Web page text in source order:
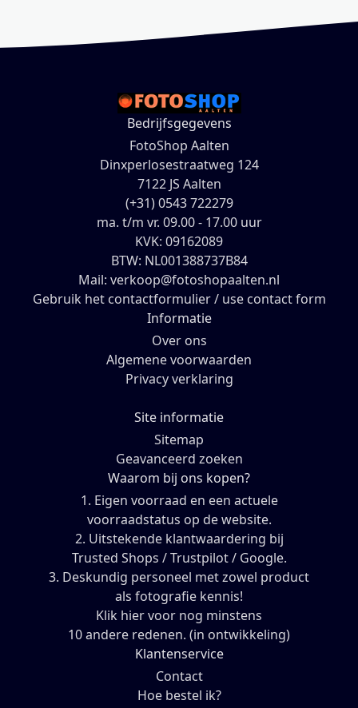
Bedrijfsgegevens
FotoShop Aalten
Dinxperlosestraatweg 124
7122 JS Aalten
(+31) 0543 722279
ma. t/m vr. 09.00 - 17.00 uur
KVK: 09162089
BTW: NL001388737B84
Mail: verkoop@fotoshopaalten.nl
Gebruik het contactformulier / use contact form
Informatie
Over ons
Algemene voorwaarden
Privacy verklaring
Site informatie
Sitemap
Geavanceerd zoeken
Waarom bij ons kopen?
1. Eigen voorraad en een actuele
voorraadstatus op de website.
2. Uitstekende klantwaardering bij
Trusted Shops / Trustpilot / Google.
3. Deskundig personeel met zowel product
als fotografie kennis!
Klik hier voor nog minstens
10 andere redenen. (in ontwikkeling)
Klantenservice
Contact
Hoe bestel ik?